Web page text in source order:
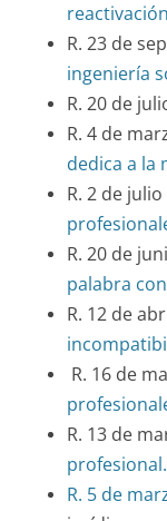
reactivación
R. 23 de
ingeniería
R. 20 de
R. 4 de
dedica a la
R. 2 de
R. 20 de
palabra
R. 12 de
R. 16 de
R. 13 de
profesional.
R. 5 de